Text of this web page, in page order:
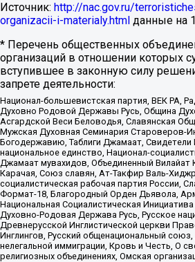
Источник: http://nac.gov.ru/
organizacii-i-materialy.html данные на
* Перечень общественных
организаций в отношении которых
вступившее в законную силу
запрете деятельности:
Национал-большевистская партия, ВЕК РА,
Духовно Родовой Державы Русь, Община
Асгардской Веси Беловодья, Славянская
Мужская Духовная Семинария Староверов-
Богодержавию, Таблиги Джамаат, Свидетели
национальное единство, Национал-
Джамаат мувахидов, Объединенный Вилайат
Карачая, Союз славян, Ат-Такфир Валь-
социалистическая рабочая партия России,
Формат-18, Благородный Орден Дьявола,
Национальная Социалистическая
Духовно-Родовая Держава Русь, Русское
Древнерусской Инглистической церкви
Инглингов, Русский общенациональный
нелегальной иммиграции, Кровь и Честь, О
религиозных объединениях, Омская